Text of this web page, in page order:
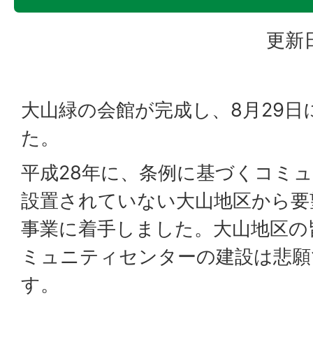
更新
大山緑の会館が完成し、8月29日
た。
平成28年に、条例に基づくコミ
設置されていない大山地区から
事業に着手しました。大山地区
ミュニティセンターの建設は悲
す。